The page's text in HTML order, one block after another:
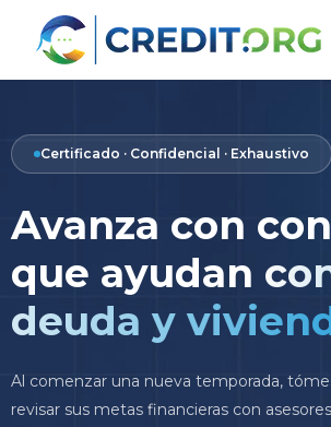
Certificado · Confidencial · Exhaustivo
Avanza con
que ayudan
deuda y
Al comenzar una nueva temporada,
revisar sus metas financieras con